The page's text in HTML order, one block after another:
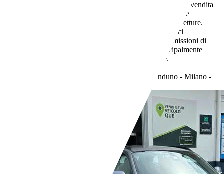
rivenditore deve rendere disponibile nel punto vendita
una guida gratuita su risparmio di carburante e
emissioni di CO2 dei nuovi modelli di autovetture.
Anche stile di guida e altri fattori non tecnici
influiscono su consumo di carburante e emissioni di
CO2. Il CO2 è il gas a effetto serra principalmente
responsabile del riscaldamento terrestre.
IT-20020 Robecchetto Con Induno - Milano -